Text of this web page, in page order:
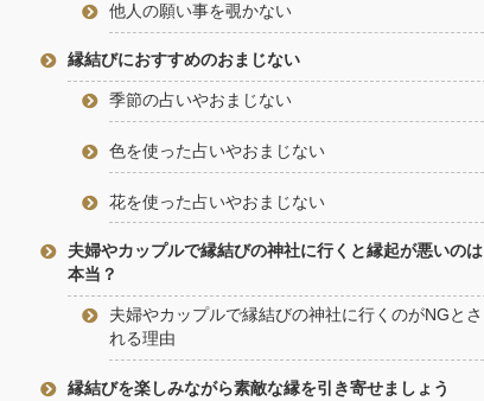
他人の願い事を覗かない
縁結びにおすすめのおまじない
季節の占いやおまじない
色を使った占いやおまじない
花を使った占いやおまじない
夫婦やカップルで縁結びの神社に行くと縁起が悪いのは
本当？
夫婦やカップルで縁結びの神社に行くのがNGとさ
れる理由
縁結びを楽しみながら素敵な縁を引き寄せましょう